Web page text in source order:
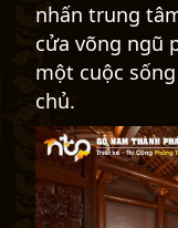
nhấn trung
cửa võng ngũ
một cuộc
chủ.